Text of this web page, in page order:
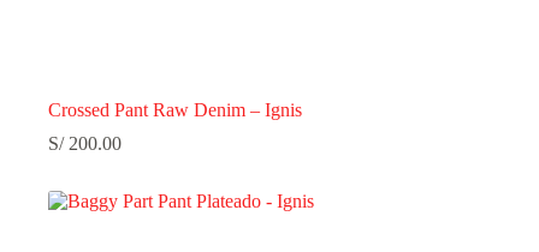
Crossed Pant Raw Denim – Ignis
S/200.00